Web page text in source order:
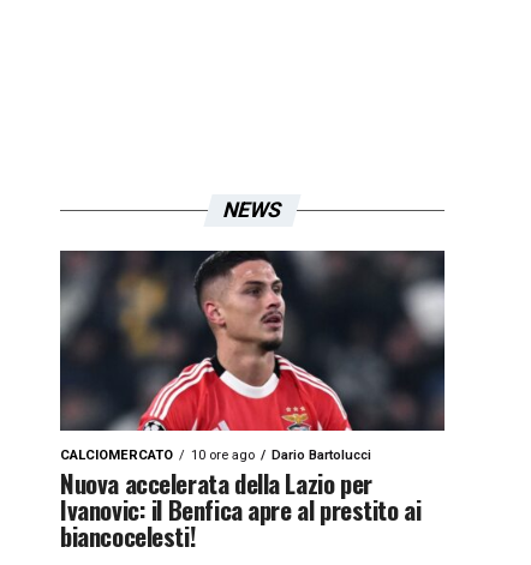
NEWS
CALCIOMERCATO 10 ore ago Dario Bartolucci
Nuova accelerata della Lazio per
Ivanovic: il Benfica apre al prestito ai
biancocelesti!